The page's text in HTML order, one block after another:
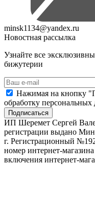
minsk1134@yandex.ru
Новостная рассылка
Узнайте все
бижутерии
Нажимая на кнопку
обработку
Подписаться
ИП Шеремет Сергей
регистрации выдано
г. Регистрационный
номер интернет-
включения интернет-